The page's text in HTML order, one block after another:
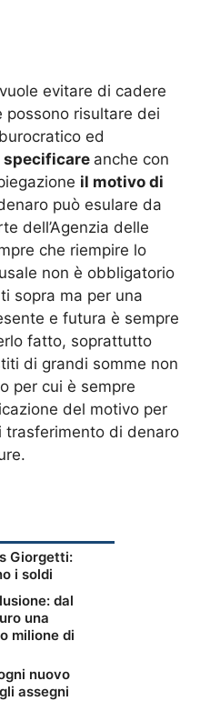
evitare di cadere
possono risultare dei
ed
specificare anche con
il motivo di
può esulare da
dell’Agenzia delle
che riempire lo
non è obbligatorio
sopra ma per una
e futura è sempre
fatto, soprattutto
di grandi somme non
per cui è sempre
del motivo per
trasferimento di denaro
Giorgetti:
i soldi
dal
una
milione di
nuovo
assegni